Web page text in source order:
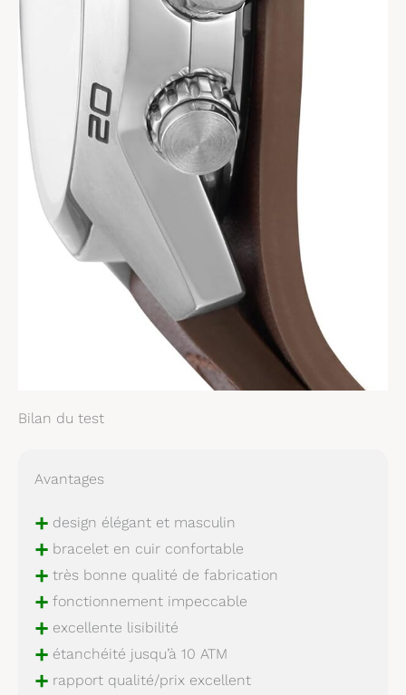
Bilan du test
Avantages
+design élégant et masculin
+bracelet en cuir confortable
+très bonne qualité de fabrication
+fonctionnement impeccable
+excellente lisibilité
+étanchéité jusqu’à 10 ATM
+rapport qualité/prix excellent